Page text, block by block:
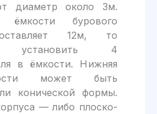
диаметр около 3м.
бурового
12м, то
установить 4
в ёмкости. Нижняя
может быть
конической формы.
— либо плоско-